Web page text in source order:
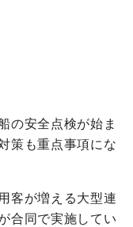
の安全点検が始ま
策も重点事項にな
客が増える大型連
合同で実施してい